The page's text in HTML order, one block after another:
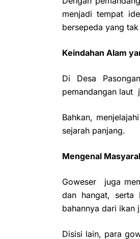
menjadi tempat
bersepeda yang
Keindahan Alam
Di Desa
pemandangan laut
Bahkan,
sejarah panjang.
Mengenal
Goweser juga
dan hangat, serta
bahannya dari ikan
Disisi lain, para